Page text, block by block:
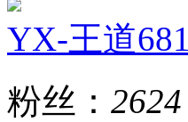
YX-王道681
粉丝： 2624